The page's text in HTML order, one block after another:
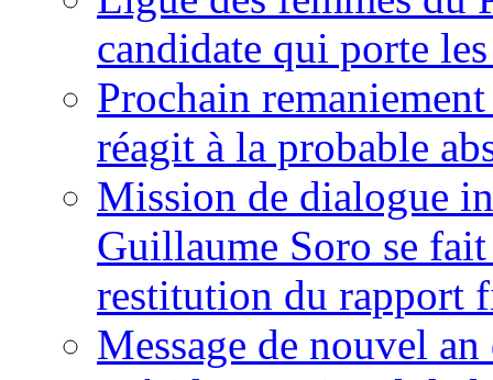
candidate qui porte
Prochain
réagit à la probable
Mission de dialogue
Guillaume Soro se
restitution du rapport
Message de nouvel